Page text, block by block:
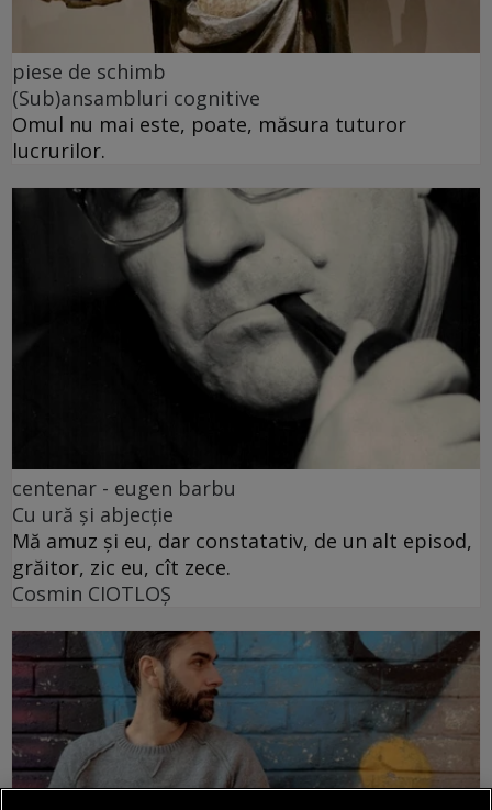
piese de schimb
(Sub)ansambluri cognitive
Omul nu mai este, poate, măsura tuturor
lucrurilor.
centenar - eugen barbu
Cu ură și abjecție
Mă amuz și eu, dar constatativ, de un alt episod,
grăitor, zic eu, cît zece.
Cosmin CIOTLOŞ